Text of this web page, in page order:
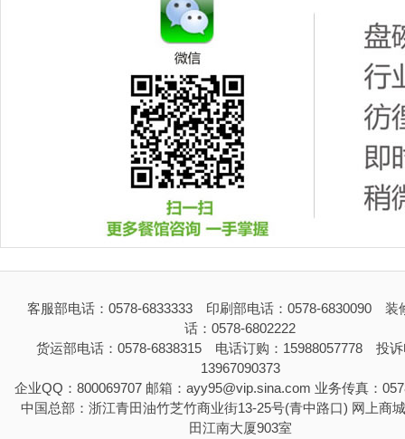
客服部电话：0578-6833333 印刷部电话：0578-6830090 装
话：0578-6802222
货运部电话：0578-6838315 电话订购：15988057778 投
13967090373
企业QQ：800069707 邮箱：ayy95@vip.sina.com 业务传真：
中国总部：浙江青田油竹芝竹商业街13-25号(青中路口) 网上商
田江南大厦903室